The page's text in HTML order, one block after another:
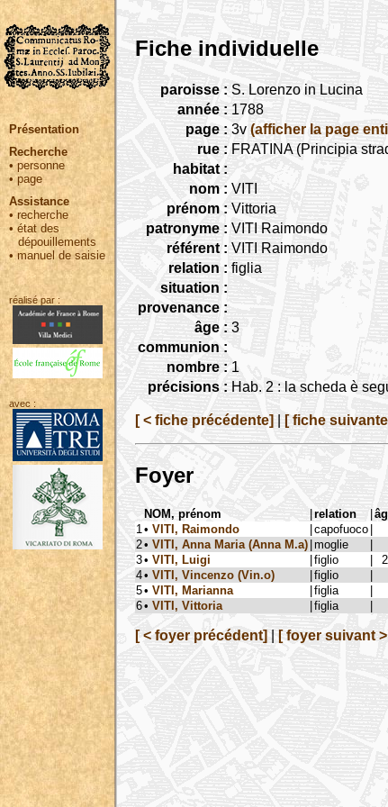
Présentation
Recherche
• personne
•page
Assistance
• recherche
•état des
dépouillements
•manuel de saisie
réalisé par :
avec :
Fiche individuelle
paroisse : S. Lorenzo in Lucina
année : 1788
page : 3v (afficher la page
rue : FRATINA (Principia
habitat :
nom : VITI
prénom : Vittoria
patronyme : VITI Raimondo
référent : VITI Raimondo
relation : figlia
situation :
provenance :
âge : 3
communion :
nombre : 1
précisions : Hab. 2 : la scheda è
[ < fiche précédente] [ fiche suivante
Foyer
NOM, prénom |relation |
1 • VITI, Raimondo |capofuoco |
2• VITI, Anna Maria (Anna M.a) |moglie |
3• VITI, Luigi |figlio |
4• VITI, Vincenzo (Vin.o) |figlio |
5• VITI, Marianna |figlia |
6• VITI, Vittoria |figlia |
[ < foyer précédent] [ foyer suivant >